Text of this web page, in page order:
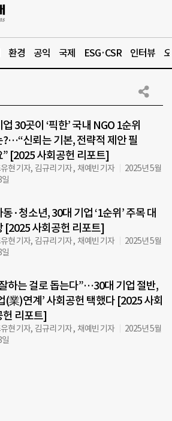
환경 공익 국제 ESG·CSR 인터뷰
업 30곳이 ‘픽한’ 국내 NGO 1순위
?…“신뢰는 기본, 전략적 제안 필
” [2025 사회공헌 리포트]
현 기자, 김규리 기자 , 채예빈 기자
2025년 5월
동·청소년, 30대 기업 ‘1순위’ 주목 대
[2025 사회공헌 리포트]
현 기자, 김규리 기자 , 채예빈 기자
2025년 5월
하는 걸로 돕는다”…30대 기업 절반,
(業)연계’ 사회공헌 택했다 [2025 사회
헌 리포트]
현 기자, 김규리 기자 , 채예빈 기자
2025년 5월